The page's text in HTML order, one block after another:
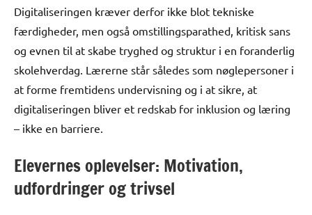
Digitaliseringen kræver derfor ikke blot tekniske
færdigheder, men også omstillingsparathed, kritisk sans
og evnen til at skabe tryghed og struktur i en foranderlig
skolehverdag. Lærerne står således som nøglepersoner i
at forme fremtidens undervisning og i at sikre, at
digitaliseringen bliver et redskab for inklusion og læring
– ikke en barriere.
Elevernes oplevelser: Motivation,
udfordringer og trivsel